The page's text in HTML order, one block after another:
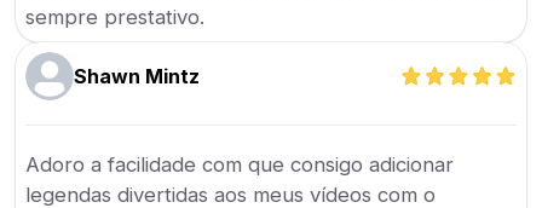
sempre prestativo.
Shawn Mintz
Adoro a facilidade com que consigo adicionar
legendas divertidas aos meus vídeos com o